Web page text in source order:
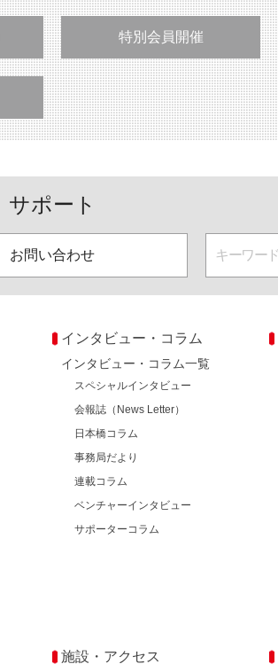
特別会員開催
サポート
お問い合わせ
インタビュー・コラム
インタビュー・コラム一覧
スペシャルインタビュー
会報誌（News Letter）
日本橋コラム
事務局だより
連載コラム
ベンチャーインタビュー
サポーターコラム
施設・アクセス